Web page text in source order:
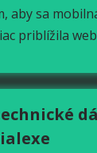
aby sa
priblížila